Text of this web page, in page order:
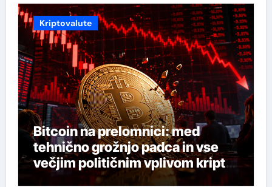
Kriptovalute
Bitcoin na prelomnici: med
tehnično grožnjo padca in vse
večjim političnim vplivom kripto
industrije